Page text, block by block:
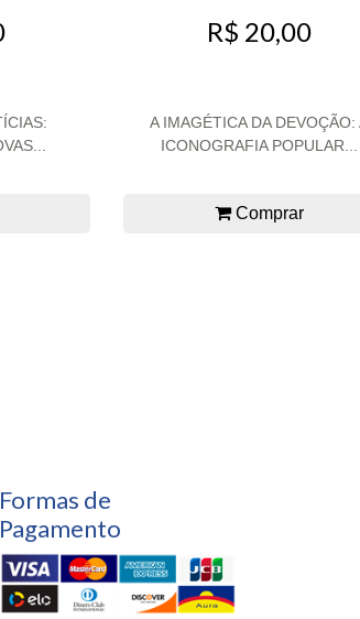
R$ 20,00
A IMAGÉTICA DA DEVOÇÃO:
ICONOGRAFIA POPULAR...
Comprar
Formas de
Pagamento